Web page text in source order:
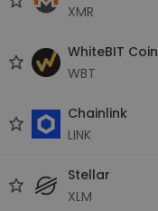
XMR
WhiteBIT Coin
WBT
Chainlink
LINK
Stellar
XLM